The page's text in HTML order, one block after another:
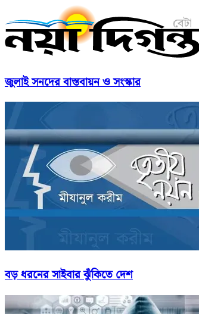
জুলাই সনদের বাস্তবায়ন ও সংস্কার
বড় ধরনের সাইবার ঝুঁকিতে দেশ